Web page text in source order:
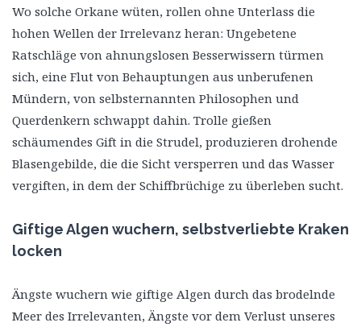
Wo solche Orkane wüten, rollen ohne Unterlass die
hohen Wellen der Irrelevanz heran: Ungebetene
Ratschläge von ahnungslosen Besserwissern türmen
sich, eine Flut von Behauptungen aus unberufenen
Mündern, von selbsternannten Philosophen und
Querdenkern schwappt dahin. Trolle gießen
schäumendes Gift in die Strudel, produzieren drohende
Blasengebilde, die die Sicht versperren und das Wasser
vergiften, in dem der Schiffbrüchige zu überleben sucht.
Giftige Algen wuchern, selbstverliebte Kraken
locken
Ängste wuchern wie giftige Algen durch das brodelnde
Meer des Irrelevanten, Ängste vor dem Verlust unseres